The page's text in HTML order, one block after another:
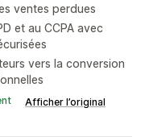
ventes perdues
et au CCPA avec
vers la conversion
Afficher l’original